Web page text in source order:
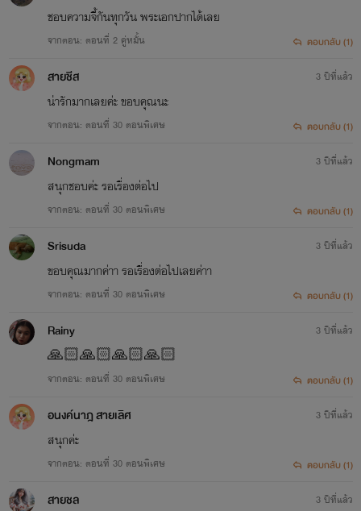
ชอบความจี้กันทุกวัน พระเอกปากได้เลย
จากตอน: ตอนที่ 2 คู่หมั้น ตอบกลับ (1)
สายชีส
น่ารักมากเลยค่ะ ขอบคุณนะ
จากตอน: ตอนที่ 30 ตอนพิเศษ
3 ปีที่แล้ว
ตอบกลับ (1)
Nongmam
สนุกชอบค่ะ รอเรื่องต่อไป
จากตอน: ตอนที่ 30 ตอนพิเศษ
3 ปีที่แล้ว
ตอบกลับ (1)
Srisuda
ขอบคุณมากค่าา รอเรื่องต่อไปเลยค่าา
จากตอน: ตอนที่ 30 ตอนพิเศษ
3 ปีที่แล้ว
ตอบกลับ (1)
Rainy
🙏🏻🙏🏻🙏🏻🙏🏻
จากตอน: ตอนที่ 30 ตอนพิเศษ
3 ปีที่แล้ว
ตอบกลับ (1)
อนงค์นาฎ สายเลิศ
สนุกค่ะ
จากตอน: ตอนที่ 30 ตอนพิเศษ
3 ปีที่แล้ว
ตอบกลับ (1)
สายชล
3 ปีที่แล้ว